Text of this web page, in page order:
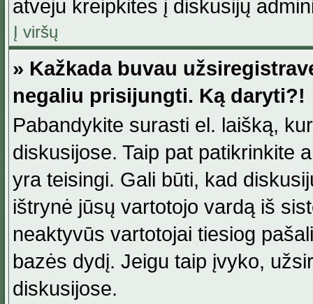
atveju kreipkitės į diskusijų
Į viršų
» Kažkada buvau
negaliu prisijungti. Ką daryti?!
Pabandykite surasti el. laišką,
diskusijose. Taip pat patikrinkite
yra teisingi. Gali būti, kad
ištrynė jūsų vartotojo vardą iš
neaktyvūs vartotojai tiesiog
bazės dydį. Jeigu taip įvyko,
diskusijose.